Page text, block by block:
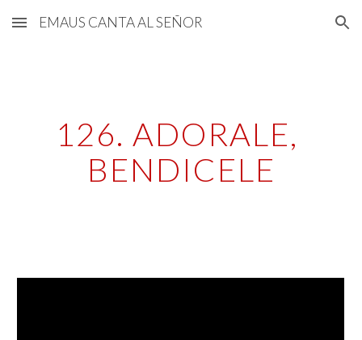
Skip to main content Skip to navigation
EMAUS CANTA AL SEÑOR
126. ADORALE,
BENDICELE